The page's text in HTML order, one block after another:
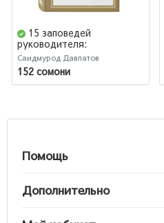
15 заповедей
руководителя:
эффективные принципы
управления для
бизнесменов
Саидмурод Давлатов
152 сомони
Помощь
Дополнительно